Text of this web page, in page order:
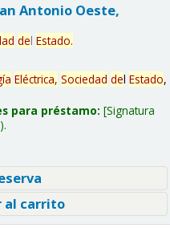
Antonio Oeste,
del Estado.
Eléctrica, Sociedad del Estado,
para préstamo: Signatura
al carrito